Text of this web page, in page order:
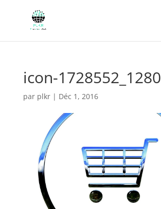
icon-1728552_1280
par plkr| Déc 1, 2016